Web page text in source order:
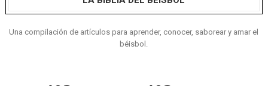
Una compilación de artículos para aprender, conocer, saborear y amar el
béisbol.